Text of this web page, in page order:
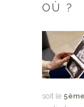
OÙ ?
soit le 5ème